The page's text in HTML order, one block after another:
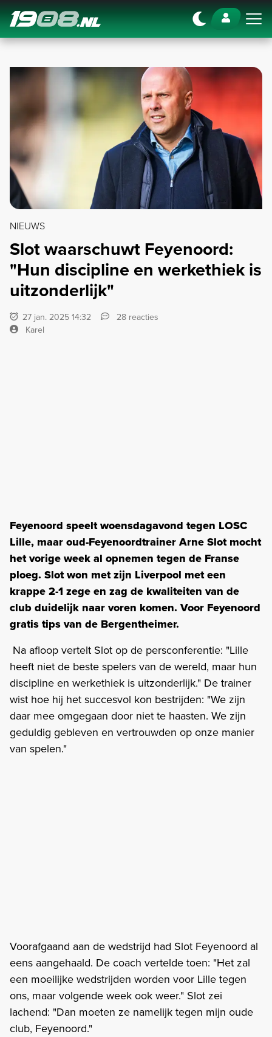
Navigation
NIEUWS
Slot waarschuwt Feyenoord:
"Hun discipline en werkethiek is
uitzonderlijk"
27 jan. 2025 14:32
28 reacties
Karel
Feyenoord speelt woensdagavond tegen LOSC
Lille, maar oud-Feyenoordtrainer Arne Slot mocht
het vorige week al opnemen tegen de Franse
ploeg. Slot won met zijn Liverpool met een
krappe 2-1 zege en zag de kwaliteiten van de
club duidelijk naar voren komen. Voor Feyenoord
gratis tips van de Bergentheimer.
Na afloop vertelt Slot op de persconferentie: "Lille
heeft niet de beste spelers van de wereld, maar hun
discipline en werkethiek is uitzonderlijk." De trainer
wist hoe hij het succesvol kon bestrijden: "We zijn
daar mee omgegaan door niet te haasten. We zijn
geduldig gebleven en vertrouwden op onze manier
van spelen."
Voorafgaand aan de wedstrijd had Slot Feyenoord al
eens aangehaald. De coach vertelde toen: "Het zal
een moeilijke wedstrijden worden voor Lille tegen
ons, maar volgende week ook weer." Slot zei
lachend: "Dan moeten ze namelijk tegen mijn oude
club, Feyenoord."